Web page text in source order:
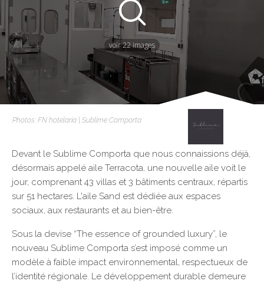
voir 22 images
Photos: FN hotelaria | Sublime Comporta
Devant le Sublime Comporta que nous connaissions déjà,
désormais appelé aile Terracota, une nouvelle aile voit le
jour, comprenant 43 villas et 3 bâtiments centraux, répartis
sur 51 hectares. L'aile Sand est dédiée aux espaces
sociaux, aux restaurants et au bien-être.
Sous la devise “The essence of grounded luxury”, le
nouveau Sublime Comporta s’est imposé comme un
modèle à faible impact environnemental, respectueux de
l’identité régionale. Le développement durable demeure